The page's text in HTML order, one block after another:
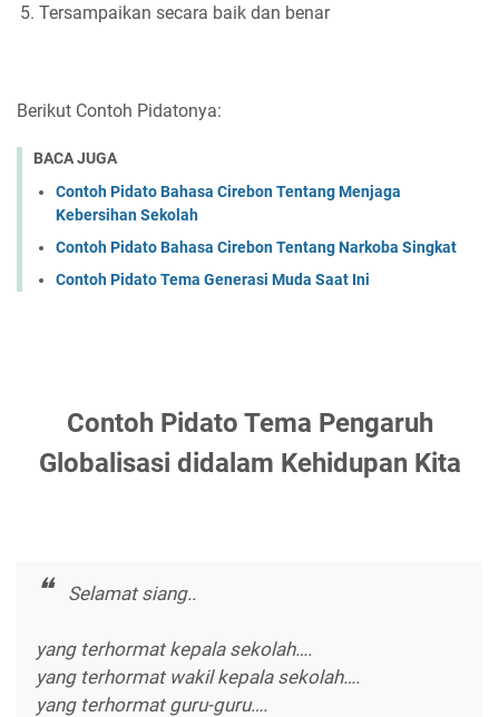
Tersampaikan secara baik dan benar
Berikut Contoh Pidatonya:
BACA JUGA
Contoh Pidato Bahasa Cirebon Tentang Menjaga
Kebersihan Sekolah
Contoh Pidato Bahasa Cirebon Tentang Narkoba Singkat
Contoh Pidato Tema Generasi Muda Saat Ini
Contoh Pidato Tema Pengaruh
Globalisasi didalam Kehidupan Kita
Selamat siang..
yang terhormat kepala sekolah….
yang terhormat wakil kepala sekolah….
yang terhormat guru-guru….